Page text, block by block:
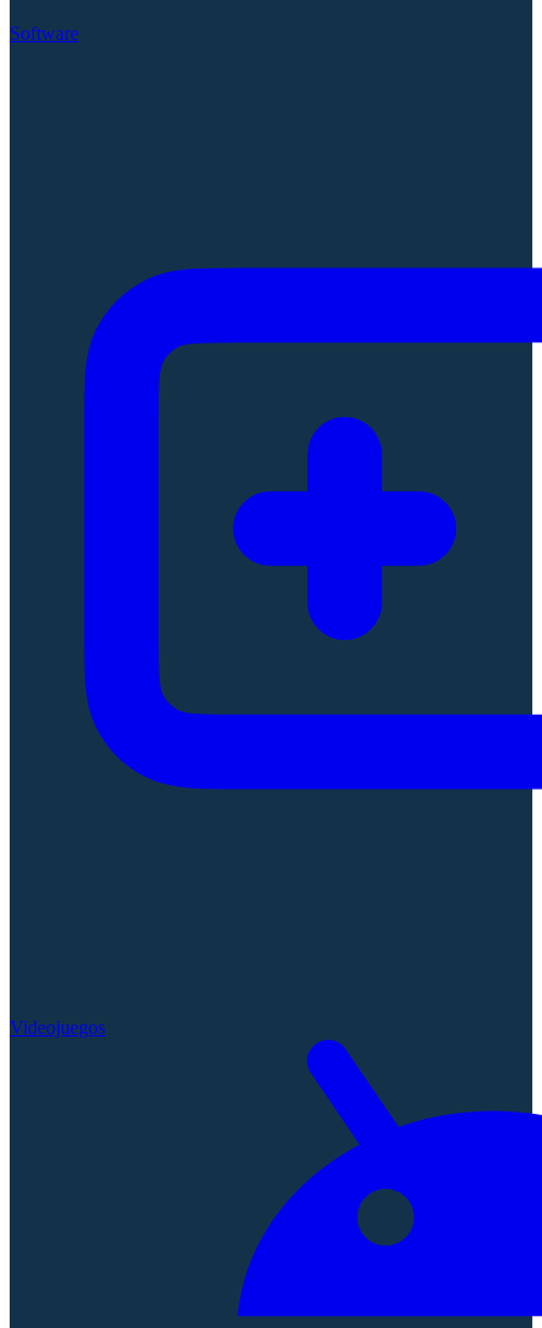
Software
Videojuegos